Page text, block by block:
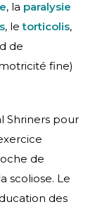
, la paralysie
, letorticolis,
de
fine)
Shriners pour
de
scoliose. Le
des